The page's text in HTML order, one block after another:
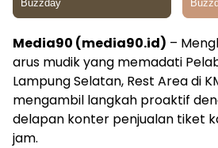
Media90 (media90.id) –
arus mudik yang memadati
Lampung Selatan, Rest Area di
mengambil langkah proaktif
delapan konter penjualan tiket
jam.